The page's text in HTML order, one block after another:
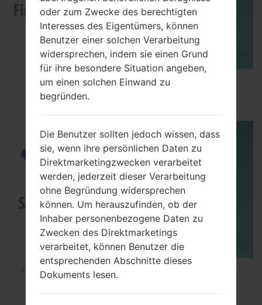
How to Flash Stock Firmware on Samsung
Smartphone using Odin?
How to Hard Reset on Samsung Galaxy G6 SM-
oder zum Zwecke des berechtigten
Interesses des Eigentümers, können
Benutzer einer solchen Verarbeitung
widersprechen, indem sie einen Grund
für ihre besondere Situation angeben,
um einen solchen Einwand zu
begründen.
Die Benutzer sollten jedoch wissen, dass
sie, wenn ihre persönlichen Daten zu
Direktmarketingzwecken verarbeitet
werden, jederzeit dieser Verarbeitung
ohne Begründung widersprechen
können. Um herauszufinden, ob der
Inhaber personenbezogene Daten zu
Zwecken des Direktmarketings
verarbeitet, können Benutzer die
entsprechenden Abschnitte dieses
Dokuments lesen.